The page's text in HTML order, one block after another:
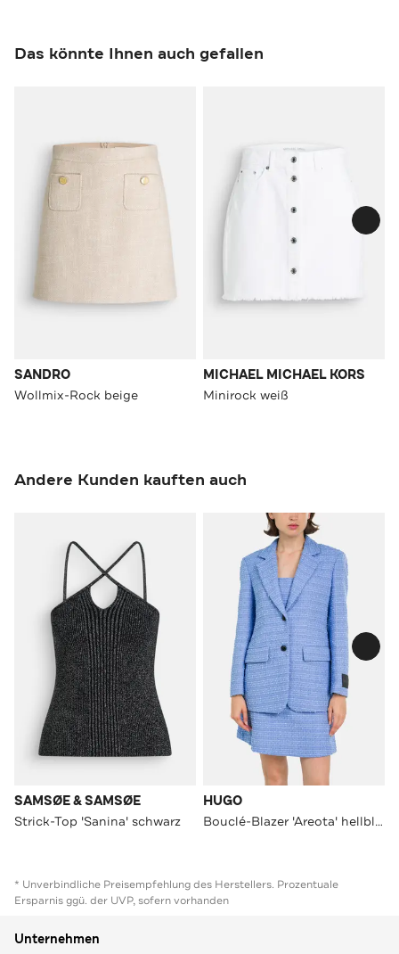
Das könnte Ihnen auch gefallen
SANDRO
Wollmix-Rock beige
MICHAEL MICHAEL KORS
Minirock weiß
Andere Kunden kauften auch
SAMSØE & SAMSØE
Strick-Top 'Sanina' schwarz
HUGO
Bouclé-Blazer 'Areota' hellblau
* Unverbindliche Preisempfehlung des Herstellers. Prozentuale
Ersparnis ggü. der UVP, sofern vorhanden
Unternehmen